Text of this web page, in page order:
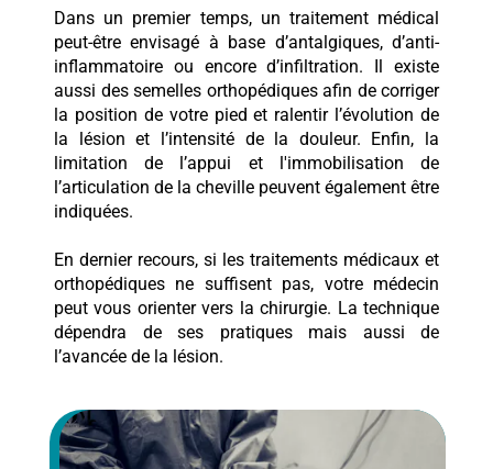
Dans un premier temps, un traitement médical
peut-être envisagé à base d’antalgiques, d’anti-
inflammatoire ou encore d’infiltration. Il existe
aussi des semelles orthopédiques afin de corriger
la position de votre pied et ralentir l’évolution de
la lésion et l’intensité de la douleur. Enfin, la
limitation de l’appui et l'immobilisation de
l’articulation de la cheville peuvent également être
indiquées.
En dernier recours, si les traitements médicaux et
orthopédiques ne suffisent pas, votre médecin
peut vous orienter vers la chirurgie. La technique
dépendra de ses pratiques mais aussi de
l’avancée de la lésion.